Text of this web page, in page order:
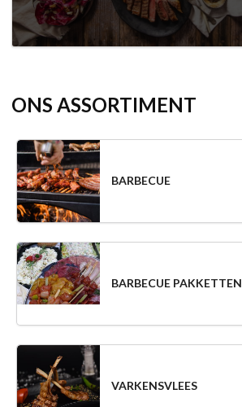
ONS ASSORTIMENT
BARBECUE
BARBECUE PAKKETTEN
VARKENSVLEES